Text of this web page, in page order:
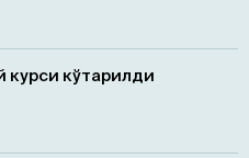
курси кўтарилди